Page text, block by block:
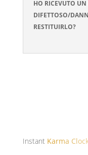
HO RICEVUTO
DIFETTOSO/
RESTITUIRLO?
Instant Karma